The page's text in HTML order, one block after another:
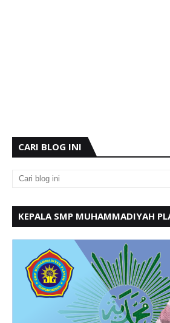
CARI BLOG INI
KEPALA SMP MUHAMMADIYAH